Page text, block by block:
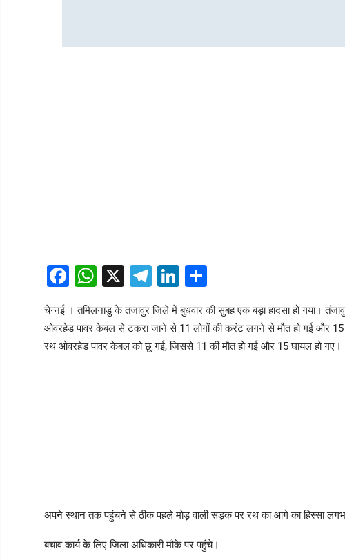
Facebook
WhatsApp
X Telegram
LinkedIn
Share
चेन्नई । तमिलनाडु के तंजावुर जिले में बुधवार की सुबह एक बड़ा हादसा हो गया।
ओवरहेड पावर केबल से टकरा जाने से 11 लोगों की करंट लगने से मौत हो गई और
रथ ओवरहेड पावर केबल को छू गई, जिससे 11 की मौत हो गई और 15 घायल हो गए।
अपने स्थान तक पहुंचने से ठीक पहले मोड़ वाली सड़क पर रथ का आगे का हिस्सा
बचाव कार्य के लिए जिला अधिकारी मौके पर पहुंचे।